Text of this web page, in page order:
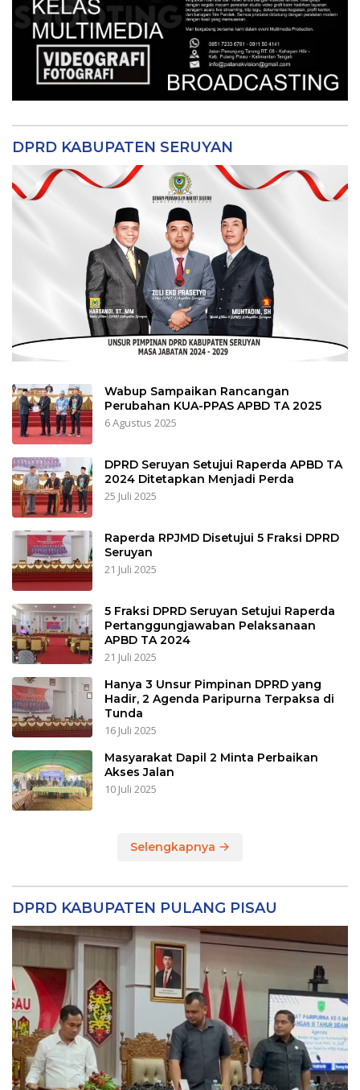
DPRD KABUPATEN SERUYAN
Wabup Sampaikan Rancangan
Perubahan KUA-PPAS APBD TA 2025
6 Agustus 2025
DPRD Seruyan Setujui Raperda APBD TA
2024 Ditetapkan Menjadi Perda
25 Juli 2025
Raperda RPJMD Disetujui 5 Fraksi DPRD
Seruyan
21 Juli 2025
5 Fraksi DPRD Seruyan Setujui Raperda
Pertanggungjawaban Pelaksanaan
APBD TA 2024
21 Juli 2025
Hanya 3 Unsur Pimpinan DPRD yang
Hadir, 2 Agenda Paripurna Terpaksa di
Tunda
16 Juli 2025
Masyarakat Dapil 2 Minta Perbaikan
Akses Jalan
10 Juli 2025
Selengkapnya
DPRD KABUPATEN PULANG PISAU